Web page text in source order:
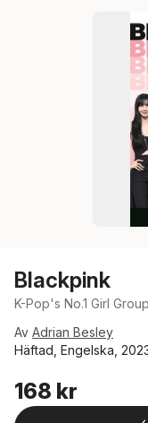
Blackpink
K-Pop's No.1 Girl Group
Av Adrian Besley
Häftad, Engelska,
168 kr